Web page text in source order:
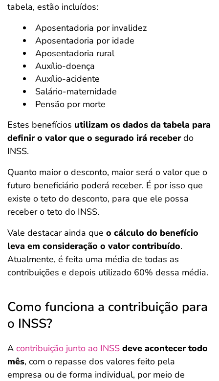
tabela, estão incluídos:
Aposentadoria por invalidez
Aposentadoria por idade
Aposentadoria rural
Auxílio-doença
Auxílio-acidente
Salário-maternidade
Pensão por morte
Estes benefícios utilizam os dados da tabela para
definir o valor que o segurado irá receberdo
INSS.
Quanto maior o desconto, maior será o valor que o
futuro beneficiário poderá receber. É por isso que
existe o teto do desconto, para que ele possa
receber o teto do INSS.
Vale destacar ainda que o cálculo do benefício
leva em consideração o valor contribuído.
Atualmente, é feita uma média de todas as
contribuições e depois utilizado 60% dessa média.
Como funciona a contribuição para
o INSS?
A contribuição junto ao INSS deve acontecer todo
mês, com o repasse dos valores feito pela
empresa ou de forma individual, por meio de